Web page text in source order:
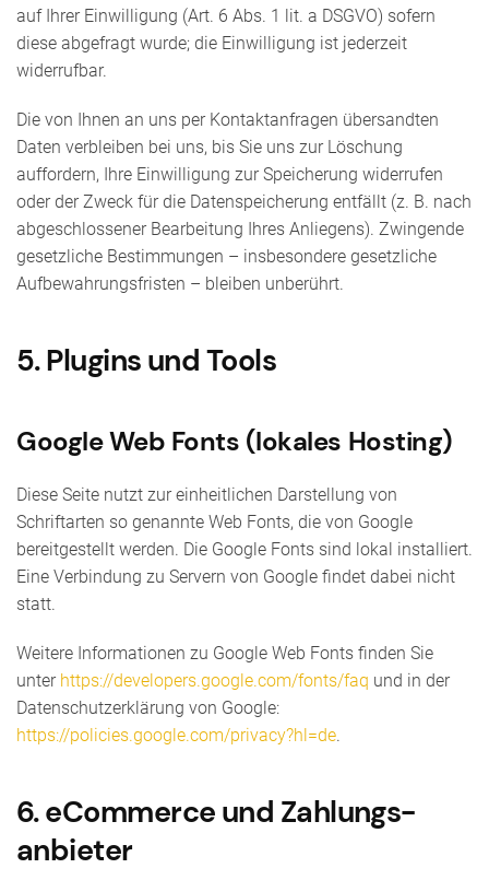
auf Ihrer Einwilligung (Art. 6 Abs. 1 lit. a DSGVO) sofern
diese abgefragt wurde; die Einwilligung ist jederzeit
widerrufbar.
Die von Ihnen an uns per Kontaktanfragen übersandten
Daten verbleiben bei uns, bis Sie uns zur Löschung
auffordern, Ihre Einwilligung zur Speicherung widerrufen
oder der Zweck für die Datenspeicherung entfällt (z. B. nach
abgeschlossener Bearbeitung Ihres Anliegens). Zwingende
gesetzliche Bestimmungen – insbesondere gesetzliche
Aufbewahrungsfristen – bleiben unberührt.
5. Plugins und Tools
Google Web Fonts (lokales Hosting)
Diese Seite nutzt zur einheitlichen Darstellung von
Schriftarten so genannte Web Fonts, die von Google
bereitgestellt werden. Die Google Fonts sind lokal installiert.
Eine Verbindung zu Servern von Google findet dabei nicht
statt.
Weitere Informationen zu Google Web Fonts finden Sie
unter https://developers.google.com/fonts/faq und in der
Datenschutzerklärung von Google:
https://policies.google.com/privacy?hl=de.
6. eCommerce und Zahlungs­
anbieter